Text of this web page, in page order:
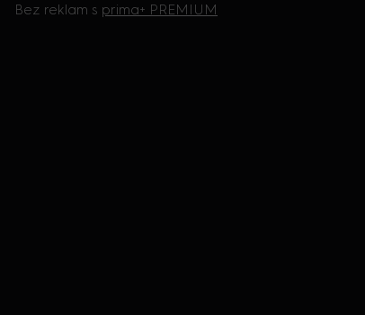
Bez reklam s prima+ PREMIUM